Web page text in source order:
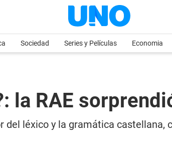
Sociedad Series y Películas Economia
la RAE
del léxico y la gramática